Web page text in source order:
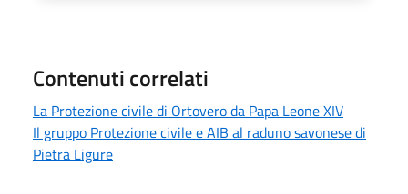
Contenuti correlati
La Protezione civile di Ortovero da Papa Leone XIV
Il gruppo Protezione civile e AIB al raduno savonese di
Pietra Ligure